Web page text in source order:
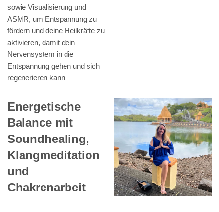
sowie Visualisierung und
ASMR, um Entspannung zu
fördern und deine Heilkräfte zu
aktivieren, damit dein
Nervensystem in die
Entspannung gehen und sich
regenerieren kann.
Energetische
Balance mit
Soundhealing,
Klangmeditation
und
Chakrenarbeit